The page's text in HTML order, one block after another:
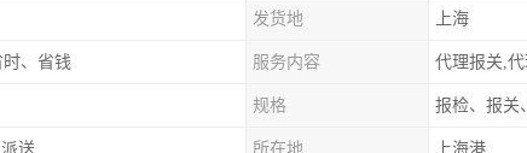
发货地 上海
、省钱 服务内容
规格 报检、报关
送 所在地 上海港